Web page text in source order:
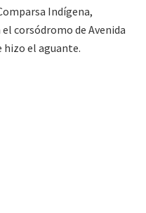
Indígena,
corsódromo de Avenida
hizo el aguante.